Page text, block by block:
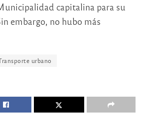
capitalina para su
embargo, no hubo más
urbano